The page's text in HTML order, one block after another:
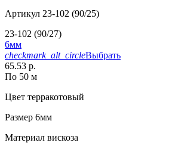
Артикул 23-102 (90/25)
23-102 (90/27)
6мм
checkmark_alt_circleВыбрать
65.53 р.
По 50 м
Цвет терракотовый
Размер 6мм
Материал вискоза